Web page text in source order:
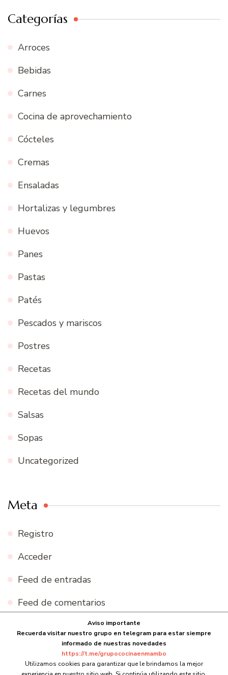
Categorías
Arroces
Bebidas
Carnes
Cocina de aprovechamiento
Cócteles
Cremas
Ensaladas
Hortalizas y legumbres
Huevos
Panes
Pastas
Patés
Pescados y mariscos
Postres
Recetas
Recetas del mundo
Salsas
Sopas
Uncategorized
Meta
Registro
Acceder
Feed de entradas
Feed de comentarios
Aviso importante
Recuerda visitar nuestro grupo en telegram para estar siempre
informado de nuestras novedades
https://t.me/grupococinaenmambo
Utilizamos cookies para garantizar que le brindamos la mejor